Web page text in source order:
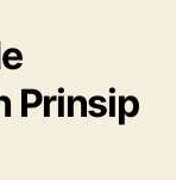
Prinsip